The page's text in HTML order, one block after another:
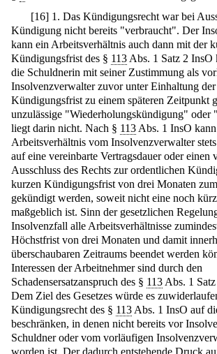
[16] 1. Das Kündigungsrecht war bei
Kündigung nicht bereits "verbraucht". Der
kann ein Arbeitsverhältnis auch dann mit der
Kündigungsfrist des § 113 Abs. 1 Satz 2 InsO
die Schuldnerin mit seiner Zustimmung als
Insolvenzverwalter zuvor unter Einhaltung
Kündigungsfrist zu einem späteren Zeitpunkt
unzulässige "Wiederholungskündigung" oder
liegt darin nicht. Nach § 113 Abs. 1 InsO
Arbeitsverhältnis vom Insolvenzverwalter
auf eine vereinbarte Vertragsdauer oder einen
Ausschluss des Rechts zur ordentlichen
kurzen Kündigungsfrist von drei Monaten
gekündigt werden, soweit nicht eine noch
maßgeblich ist. Sinn der gesetzlichen
Insolvenzfall alle Arbeitsverhältnisse
Höchstfrist von drei Monaten und damit
überschaubaren Zeitraums beendet werden
Interessen der Arbeitnehmer sind durch den
Schadensersatzanspruch des § 113 Abs. 1
Dem Ziel des Gesetzes würde es
Kündigungsrecht des § 113 Abs. 1 InsO auf
beschränken, in denen nicht bereits vor
Schuldner oder vom vorläufigen